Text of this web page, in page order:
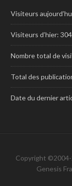
Visiteurs
Visiteurs d’hier:304
Nombre total de
Total des
Date du dernier
Copyright ©2004-
Genesis